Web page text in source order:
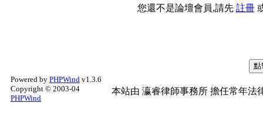
您還不是論壇會員,請先 註冊
Powered by PHPWind v1.3.6
Copyright © 2003-04
PHPWind
本站由 瀛睿律師事務所 擔任常年法